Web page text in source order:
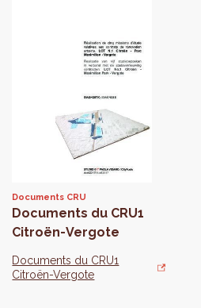
Documents CRU
Documents du CRU1
Citroën-Vergote
Documents du CRU1
Citroën-Vergote